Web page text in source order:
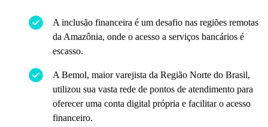
A inclusão financeira é um desafio nas regiões remotas
da Amazônia, onde o acesso a serviços bancários é
escasso.
A Bemol, maior varejista da Região Norte do Brasil,
utilizou sua vasta rede de pontos de atendimento para
oferecer uma conta digital própria e facilitar o acesso
financeiro.